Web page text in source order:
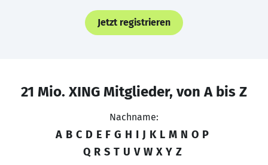
Jetzt registrieren
21 Mio. XING Mitglieder, von A bis Z
Nachname:
A B C D E F G H I J K L M N O P
Q R S T U V W X Y Z